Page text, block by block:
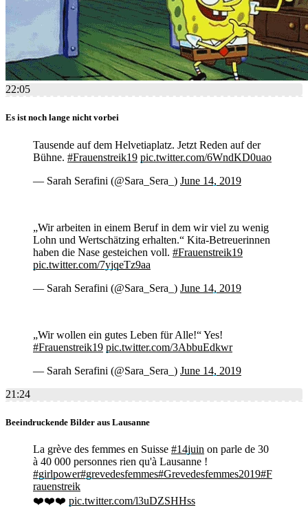
22:05
Es ist noch lange nicht vorbei
Tausende auf dem Helvetiaplatz. Jetzt Reden auf der
Bühne. #Frauenstreik19 pic.twitter.com/6WndKD0uao
— Sarah Serafini (@Sara_Sera_) June 14, 2019
„Wir arbeiten in einem Beruf in dem wir viel zu wenig
Lohn und Wertschätzing erhalten.“ Kita-Betreuerinnen
haben die Nase gesteichen voll. #Frauenstreik19
pic.twitter.com/7yjqeTz9aa
— Sarah Serafini (@Sara_Sera_) June 14, 2019
„Wir wollen ein gutes Leben für Alle!“ Yes!
#Frauenstreik19 pic.twitter.com/3AbbuEdkwr
— Sarah Serafini (@Sara_Sera_) June 14, 2019
21:24
Beeindruckende Bilder aus Lausanne
La grève des femmes en Suisse #14juin on parle de 30
à 40 000 personnes rien qu'à Lausanne !
#girlpower#grevedesfemmes#Grevedesfemmes2019#F
rauenstreik
❤️❤️❤️ pic.twitter.com/l3uDZSHHss